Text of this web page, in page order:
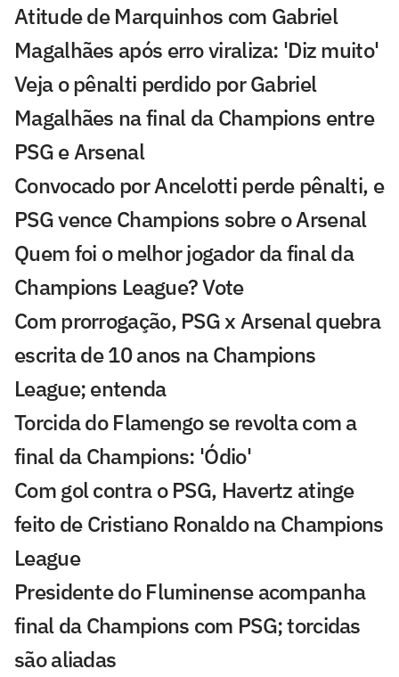
Atitude de Marquinhos com Gabriel
Magalhães após erro viraliza: 'Diz muito'
Veja o pênalti perdido por Gabriel
Magalhães na final da Champions entre
PSG e Arsenal
Convocado por Ancelotti perde pênalti, e
PSG vence Champions sobre o Arsenal
Quem foi o melhor jogador da final da
Champions League? Vote
Com prorrogação, PSG x Arsenal quebra
escrita de 10 anos na Champions
League; entenda
Torcida do Flamengo se revolta com a
final da Champions: 'Ódio'
Com gol contra o PSG, Havertz atinge
feito de Cristiano Ronaldo na Champions
League
Presidente do Fluminense acompanha
final da Champions com PSG; torcidas
são aliadas